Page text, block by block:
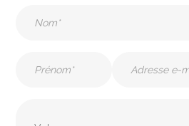
(Nécessaire)
(Nécessaire)
mail